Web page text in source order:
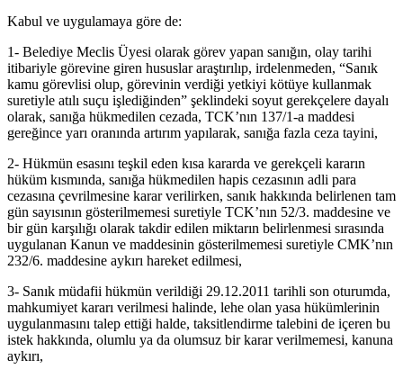
Kabul ve uygulamaya göre de:
1- Belediye Meclis Üyesi olarak görev yapan sanığın, olay tarihi
itibariyle görevine giren hususlar araştırılıp, irdelenmeden, “Sanık
kamu görevlisi olup, görevinin verdiği yetkiyi kötüye kullanmak
suretiyle atılı suçu işlediğinden” şeklindeki soyut gerekçelere dayalı
olarak, sanığa hükmedilen cezada, TCK’nın 137/1-a maddesi
gereğince yarı oranında artırım yapılarak, sanığa fazla ceza tayini,
2- Hükmün esasını teşkil eden kısa kararda ve gerekçeli kararın
hüküm kısmında, sanığa hükmedilen hapis cezasının adli para
cezasına çevrilmesine karar verilirken, sanık hakkında belirlenen tam
gün sayısının gösterilmemesi suretiyle TCK’nın 52/3. maddesine ve
bir gün karşılığı olarak takdir edilen miktarın belirlenmesi sırasında
uygulanan Kanun ve maddesinin gösterilmemesi suretiyle CMK’nın
232/6. maddesine aykırı hareket edilmesi,
3- Sanık müdafii hükmün verildiği 29.12.2011 tarihli son oturumda,
mahkumiyet kararı verilmesi halinde, lehe olan yasa hükümlerinin
uygulanmasını talep ettiği halde, taksitlendirme talebini de içeren bu
istek hakkında, olumlu ya da olumsuz bir karar verilmemesi, kanuna
aykırı,